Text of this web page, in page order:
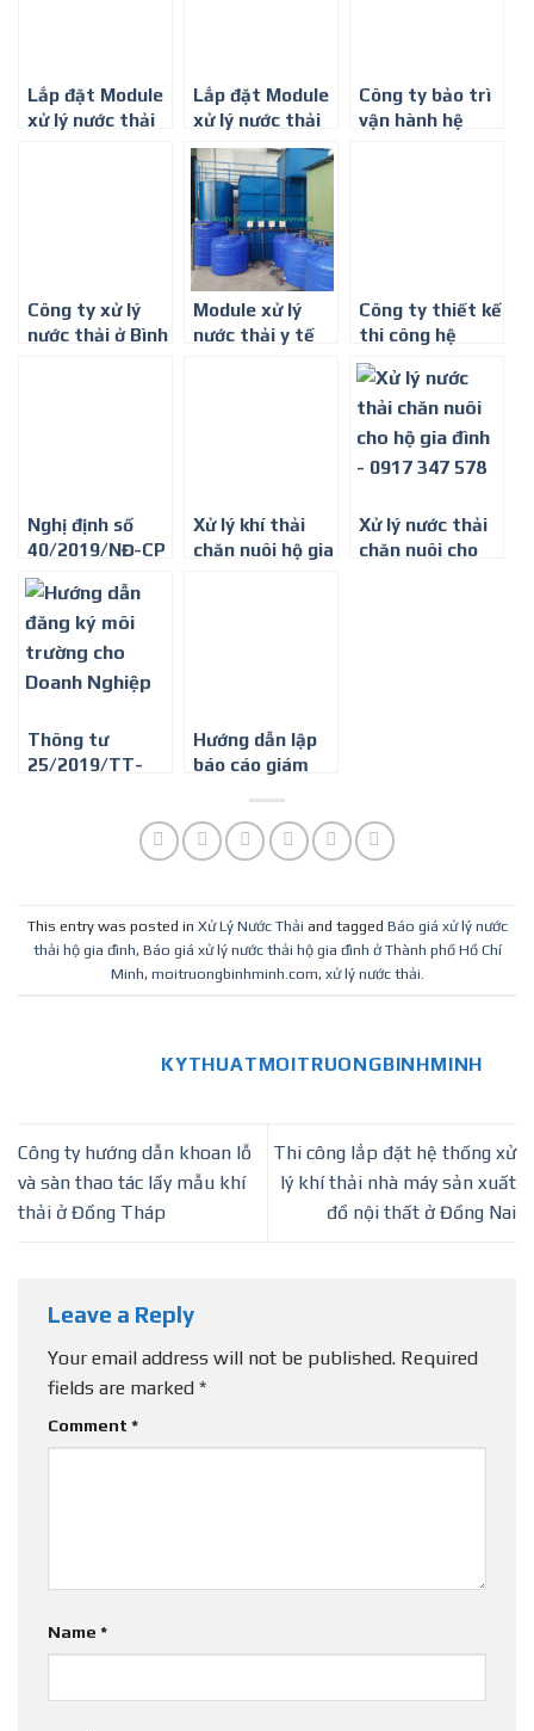
Lắp đặt Module
xử lý nước thải
Lắp đặt Module
xử lý nước thải
phòng khám ở
Thành phố Hồ
Chí Minh
Công ty bảo trì
vận hành hệ
Công ty xử lý
nước thải ở Bình
Module xử lý
nước thải y tế
Công ty thiết kế
thi công hệ
thống xử lý
nước thải y tế ở
Thành phố Hồ
Chí Minh
Nghị định số
40/2019/NĐ-CP
của Chính phủ :
Sửa đổi, bổ sung
một số điều của
các nghị định
quy định chi
bảo vệ môi
trường
Xử lý khí thải
chăn nuôi hộ gia
Xử lý nước thải
chăn nuôi cho
Thông tư
25/2019/TT-
ngày 13/5/2019
của chính phủ
trường cà quy
định quản lý
hoạt động dịch
Hướng dẫn lập
báo cáo giám
Hồ Chí Minh
This entry was posted in Xử Lý Nước Thải and tagged Báo giá xử lý nước
thải hộ gia đình, Báo giá xử lý nước thải hộ gia đình ở Thành phố Hồ Chí
Minh, moitruongbinhminh.com, xử lý nước thải
KYTHUATMOITRUONGBINHMINH
Công ty hướng dẫn khoan lỗ
và sàn thao tác lấy mẫu khí
thải ở Đồng Tháp
Thi công lắp đặt hệ thống xử
lý khí thải nhà máy sản xuất
đồ nội thất ở Đồng Nai
Leave a Reply
Your email address will not be published. Required
fields are marked *
Comment *
Name *